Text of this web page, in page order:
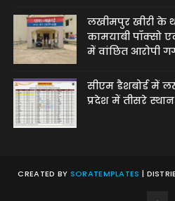
लखीमपुर खीरी के
कामयाबी पॉक्सो
में वांछित आरोपी
सीएम डैशबोर्ड में
प्रदेश में तीसरे
CREATED BY SORATEMPLATES |